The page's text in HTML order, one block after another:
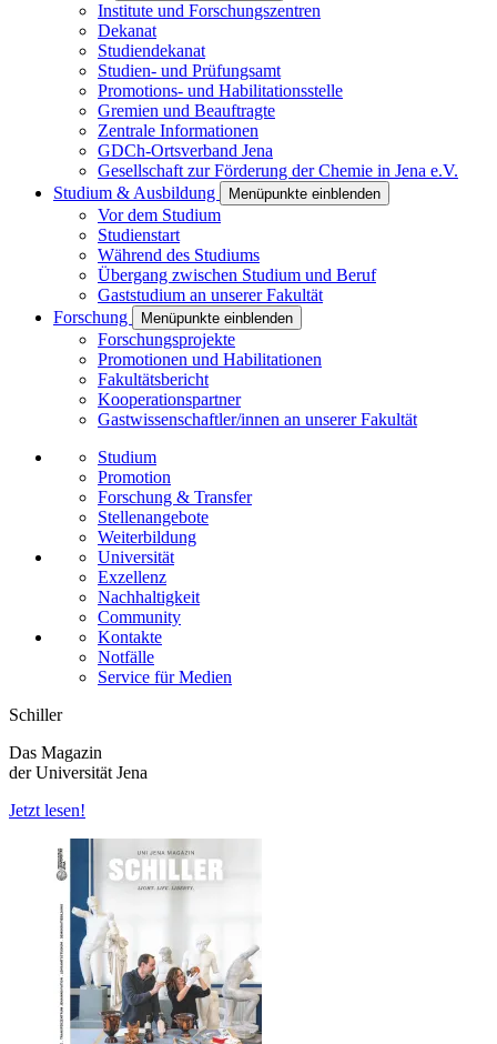
Institute und Forschungszentren
Dekanat
Studiendekanat
Studien- und Prüfungsamt
Promotions- und Habilitationsstelle
Gremien und Beauftragte
Zentrale Informationen
GDCh-Ortsverband Jena
Gesellschaft zur Förderung der Chemie in Jena e.V.
Studium & Ausbildung
Menüpunkte einblenden
Vor dem Studium
Studienstart
Während des Studiums
Übergang zwischen Studium und Beruf
Gaststudium an unserer Fakultät
Forschung
Menüpunkte einblenden
Forschungsprojekte
Promotionen und Habilitationen
Fakultätsbericht
Kooperationspartner
Gastwissenschaftler/innen an unserer Fakultät
Studium
Promotion
Forschung & Transfer
Stellenangebote
Weiterbildung
Universität
Exzellenz
Nachhaltigkeit
Community
Kontakte
Notfälle
Service für Medien
Schiller
Das Magazin
der Universität Jena
Jetzt lesen!